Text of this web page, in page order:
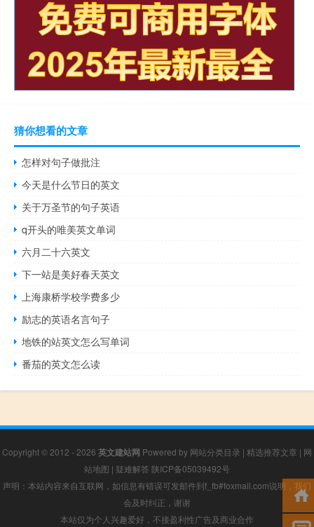
猜你想看的文章
怎样对句子做批注
今天是什么节日的英文
关于万圣节的句子英语
q开头的唯美英文单词
六月二十六英文
下一站是美好春天英文
上海康桥学校学费多少
励志的英语名言句子
地铁的站英文怎么写单词
番茄的英文怎么读
Copyright © 2012 - 2026 英文建站网 Powered by 网站分类目录 | 精选推荐文章 | 网
站地图 | 疑难解答 陕ICP备05039492号
声明：本站内容来自互联网，如信息有错误可发邮件到f_fb#foxmail.com说明，我们
会及时纠正，谢谢
本站仅为个人兴趣爱好，不接盈利性广告及商业合作